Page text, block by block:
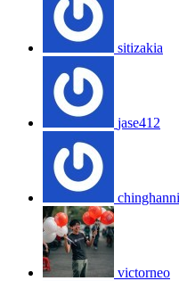
sitizakia
jase412
victorneo